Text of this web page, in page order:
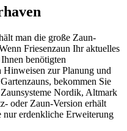
man die große Zaun-
Friesenzaun Ihr aktuelles
benötigten
zur Planung und
bekommen Sie
Nordik, Altmark
oder Zaun-Version erhält
erdenkliche Erweiterung